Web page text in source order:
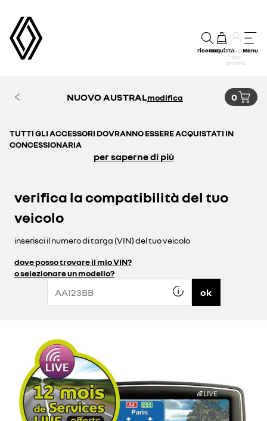
ricercaacquistoaccedi al
tuo
profilo
Menu
NUOVO AUSTRALmodifica 0
TUTTI GLI ACCESSORI DOVRANNO ESSERE ACQUISTATI IN
CONCESSIONARIA
per saperne di più
verifica la compatibilità del tuo
veicolo
inserisci il numero di targa (VIN) del tuo veicolo
dove posso trovare il mio VIN?
o selezionare un modello?
ok